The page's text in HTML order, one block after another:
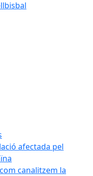
afectada pel
canalitzem la